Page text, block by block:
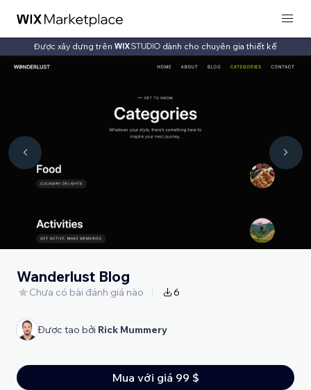
Được xây dựng trên dành cho chuyên gia thiết kế
Wanderlust Blog
Chưa có bài đánh giá nào 6
Được tạo bởi Rick Mummery
Mua với giá 99 $